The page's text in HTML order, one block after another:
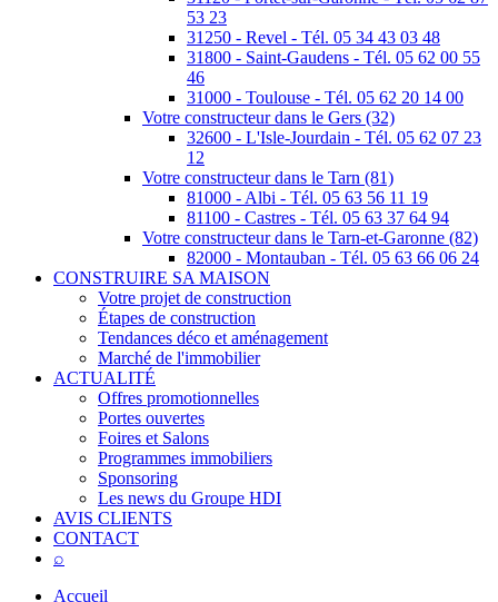
53 23
31250 - Revel - Tél. 05 34 43 03 48
31800 - Saint-Gaudens - Tél. 05 62 00 55
46
31000 - Toulouse - Tél. 05 62 20 14 00
Votre constructeur dans le Gers (32)
32600 - L'Isle-Jourdain - Tél. 05 62 07 23
12
Votre constructeur dans le Tarn (81)
81000 - Albi - Tél. 05 63 56 11 19
81100 - Castres - Tél. 05 63 37 64 94
Votre constructeur dans le Tarn-et-Garonne (82)
82000 - Montauban - Tél. 05 63 66 06 24
CONSTRUIRE SA MAISON
Votre projet de construction
Étapes de construction
Tendances déco et aménagement
Marché de l'immobilier
ACTUALITÉ
Offres promotionnelles
Portes ouvertes
Foires et Salons
Programmes immobiliers
Sponsoring
Les news du Groupe HDI
AVIS CLIENTS
CONTACT
⌕
Accueil